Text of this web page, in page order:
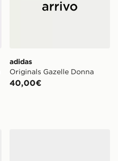
adidas
Originals Gazelle Donna
40,00€